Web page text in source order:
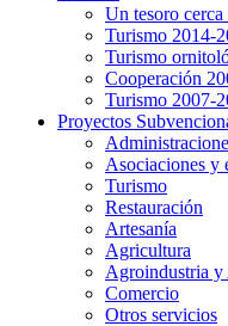
Un tesoro
Turismo 2014-
Turismo
Cooperación
Turismo 2007-
Proyectos
Asociaciones y
Turismo
Restauración
Artesanía
Agricultura
Agroindustria y
Comercio
Otros servicios